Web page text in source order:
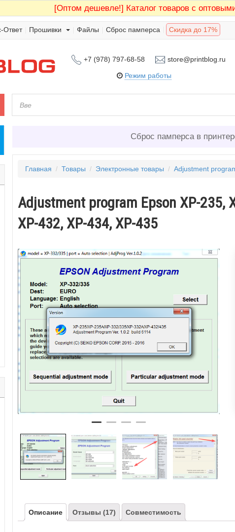
[Оптом дешевле!] Каталог товаров с
Ответ Прошивки Файлы Сброс памперса Скидка до 17%
+7 (978) 797-68-58 store@printblog.ru
Режим работы
Сброс памперса в
Главная / Товары / Электронные товары / Adjustment
Adjustment program Epson XP-235,
XP-432, XP-434, XP-435
Описание Отзывы (17) Совместимость